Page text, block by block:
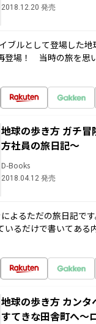
2018.12.20 発売
ブルとして登場した
登場！ 当時の旅を思
地球の歩き方 ガチ冒
方社員の旅日記～
D-Books
2018.04.12 発売
よるただの旅日記で
いるだけで書いてある
地球の歩き方 カンタ
すてきな田舎町へ～